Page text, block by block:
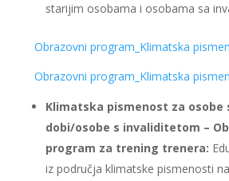
starijim osobama i osobama sa
Obrazovni program_Klimatska
Obrazovni program_Klimatska
Klimatska pismenost za osobe
dobi/osobe s invaliditetom –
program za trening trenera:
iz područja klimatske pismenosti